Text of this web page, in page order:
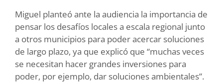
Miguel planteó ante la audiencia la importancia de
pensar los desafíos locales a escala regional junto
a otros municipios para poder acercar soluciones
de largo plazo, ya que explicó que “muchas veces
se necesitan hacer grandes inversiones para
poder, por ejemplo, dar soluciones ambientales”.